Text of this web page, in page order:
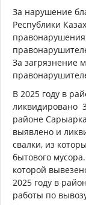
За нарушение
Республики
За загрязнение
В 2025 году в
ликвидировано
районе
выявлено и
свалки, из
бытового
которой
2025 году в
работы по